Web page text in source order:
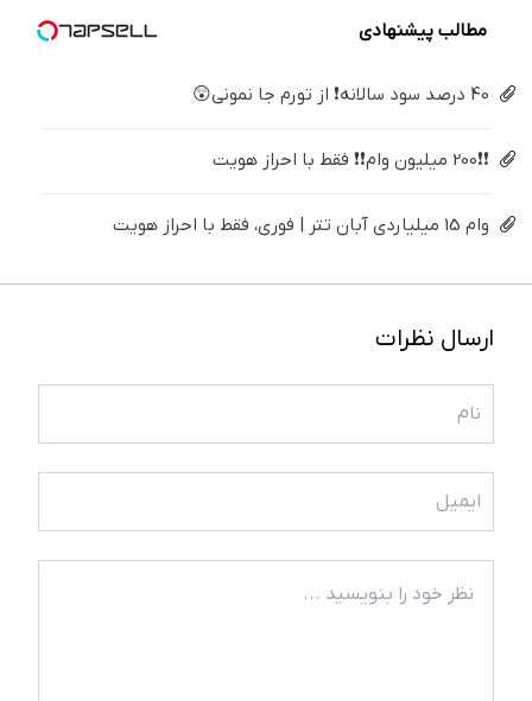
مطالب پیشنهادی
40 درصد سود سالانه❗ از تورم جا نمونی😲
❗❗200 میلیون وام❗❗ فقط با احراز هویت
وام 15 میلیاردی آبان تتر | فوری، فقط با احراز هویت
ارسال نظرات